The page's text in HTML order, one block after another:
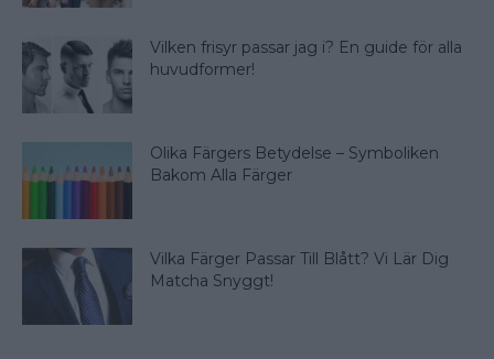
Vilken frisyr passar jag i? En guide för alla
huvudformer!
Olika Färgers Betydelse – Symboliken
Bakom Alla Färger
Vilka Färger Passar Till Blått? Vi Lär Dig
Matcha Snyggt!